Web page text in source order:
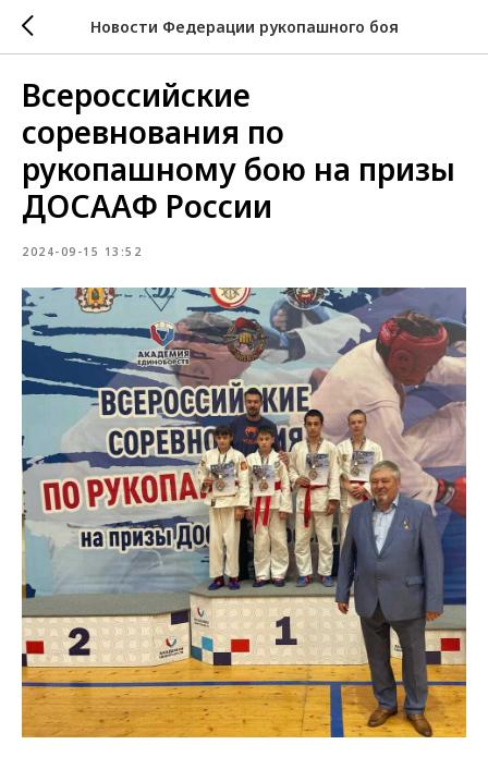
Новости Федерации рукопашного боя
Всероссийские
соревнования по
рукопашному бою на призы
ДОСААФ России
2024-09-15 13:52